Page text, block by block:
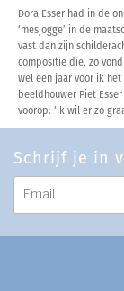
Dora Esser had in de
‘mesjogge’ in de
vast dan zijn
compositie die, zo
wel een jaar voor ik het
beeldhouwer Piet
voorop: ‘Ik wil er zo
Schrijf je in